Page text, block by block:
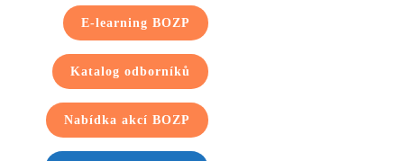
E-learning BOZP
Katalog odborníků
Nabídka akcí BOZP